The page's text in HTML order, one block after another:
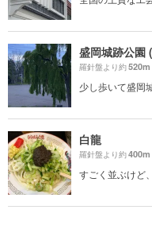
盛岡城跡公園
羅針盤より約520m
少し歩いて盛岡
白龍
羅針盤より約400m
すごく並ぶけど